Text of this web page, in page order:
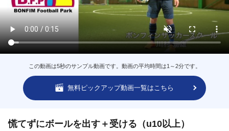
この動画は5秒のサンプル動画です。動画の平均時間は1～2分です。
無料ピックアップ動画一覧はこちら
慌てずにボールを出す＋受ける（u10以上）